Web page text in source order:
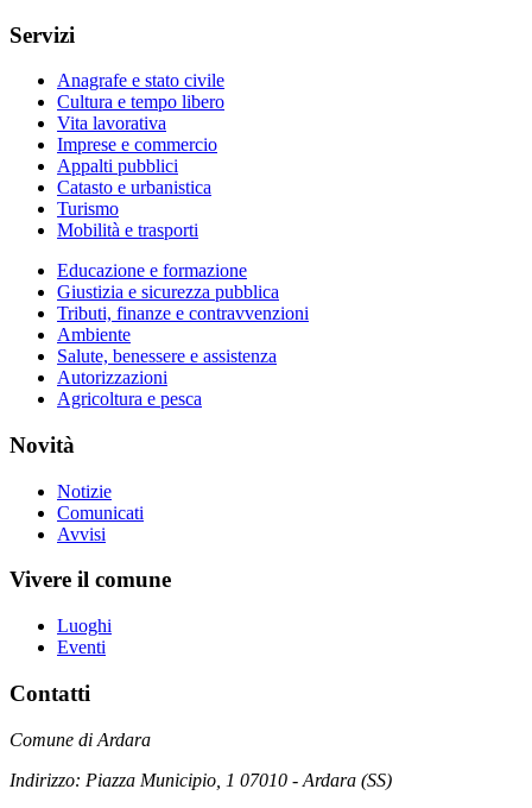
Servizi
Anagrafe e stato civile
Cultura e tempo libero
Vita lavorativa
Imprese e commercio
Appalti pubblici
Catasto e urbanistica
Turismo
Mobilità e trasporti
Educazione e formazione
Giustizia e sicurezza pubblica
Tributi, finanze e contravvenzioni
Ambiente
Salute, benessere e assistenza
Autorizzazioni
Agricoltura e pesca
Novità
Notizie
Comunicati
Avvisi
Vivere il comune
Luoghi
Eventi
Contatti
Comune di Ardara
Indirizzo: Piazza Municipio, 1 07010 - Ardara (SS)